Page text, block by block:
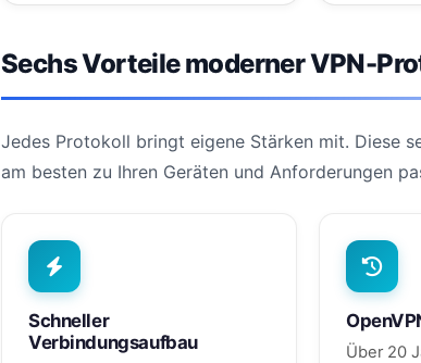
Sechs Vorteile moderner VPN-
Jedes Protokoll bringt eigene Stärken mit. Diese
am besten zu Ihren Geräten und Anforderungen
Schneller
Verbindungsaufbau
Über 20